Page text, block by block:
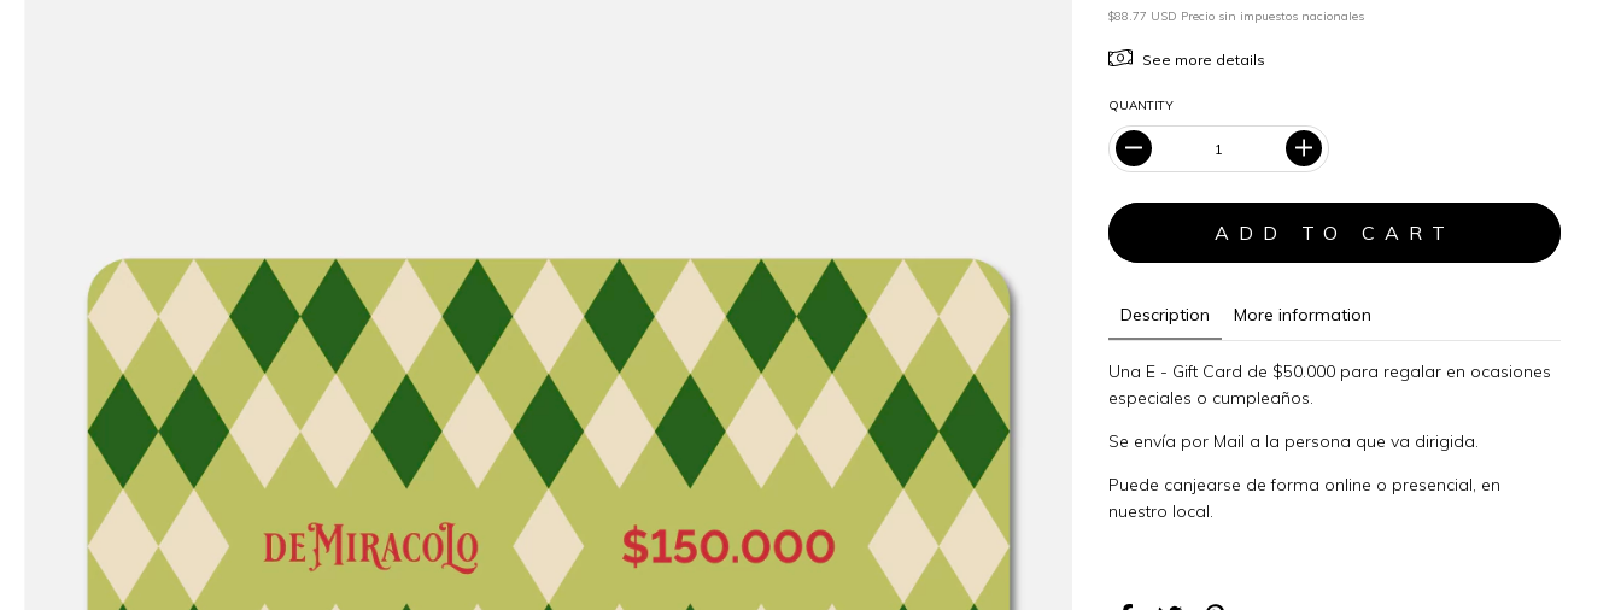
$88.77 USD Precio sin impuestos nacionales
See more details
QUANTITY
Description More information
Una E - Gift Card de $50.000 para regalar en ocasiones
especiales o cumpleaños.
Se envía por Mail a la persona que va dirigida.
Puede canjearse de forma online o presencial, en
nuestro local.